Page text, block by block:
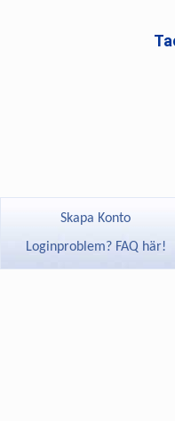
Skapa Konto
Loginproblem? FAQ här!